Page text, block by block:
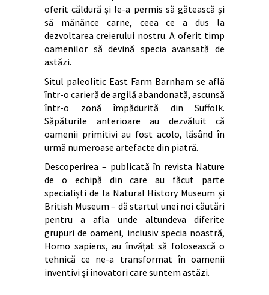
oferit căldură și le-a permis să gătească și
să mănânce carne, ceea ce a dus la
dezvoltarea creierului nostru. A oferit timp
oamenilor să devină specia avansată de
astăzi.
Situl paleolitic East Farm Barnham se află
într-o carieră de argilă abandonată, ascunsă
într-o zonă împădurită din Suffolk.
Săpăturile anterioare au dezvăluit că
oamenii primitivi au fost acolo, lăsând în
urmă numeroase artefacte din piatră.
Descoperirea – publicată în revista Nature
de o echipă din care au făcut parte
specialiști de la Natural History Museum și
British Museum – dă startul unei noi căutări
pentru a afla unde altundeva diferite
grupuri de oameni, inclusiv specia noastră,
Homo sapiens, au învățat să folosească o
tehnică ce ne-a transformat în oamenii
inventivi și inovatori care suntem astăzi.